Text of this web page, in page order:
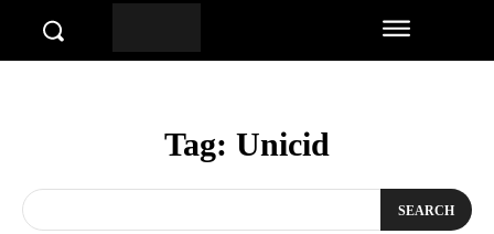
Tag: Unicid
SEARCH